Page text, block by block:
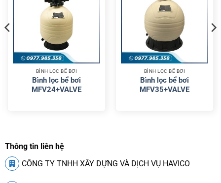
BÌNH LỌC BỂ BƠI
Bình lọc bể bơi
MFV24+VALVE
BÌNH LỌC BỂ BƠI
Bình lọc bể bơi
MFV35+VALVE
Thông tin liên hệ
CÔNG TY TNHH XÂY DỰNG VÀ DỊCH VỤ HAVICO